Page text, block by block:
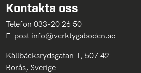
Kontakta oss
Telefon 033-20 26 50
E-post info@verktygsboden.se
Källbäcksrydsgatan 1, 507 42
Borås, Sverige